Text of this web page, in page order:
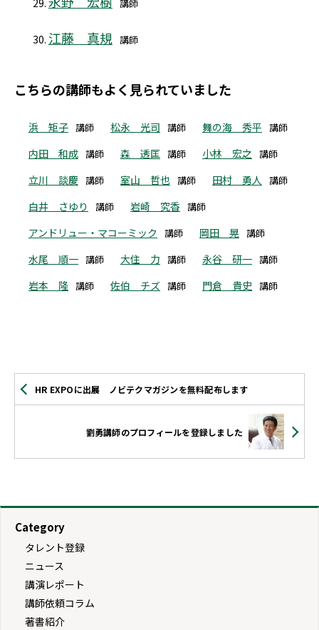
講師
江藤 真規 講師
こちらの講師もよく見られていました
浜 矩子 講師 松永 光司 講師 舞の海 秀平 講師
内田 和成 講師 森 透匡 講師 小林 宏之 講師
立川 談慶 講師 室山 哲也 講師 田村 勇人 講師
白井 さゆり 講師 岩崎 究香 講師
アンドリュー・マコーミック 講師 岡田 晃 講師
水尾 順一 講師 大住 力 講師 永谷 研一 講師
岩本 隆 講師 佐伯 チズ 講師 門倉 貴史 講師
HR EXPOに出展 ノビテクマガジンを無料配布します
劉勇講師のプロフィールを登録しました
Category
タレント登録
ニュース
講演レポート
講師依頼コラム
著書紹介